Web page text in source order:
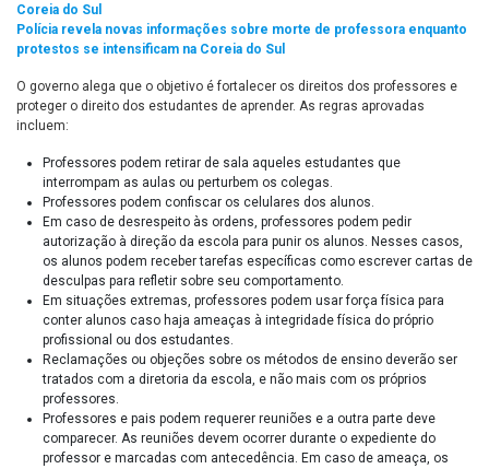
Coreia do Sul
Polícia revela novas informações sobre morte de professora enquanto
protestos se intensificam na Coreia do Sul
O governo alega que o objetivo é fortalecer os direitos dos professores e
proteger o direito dos estudantes de aprender. As regras aprovadas
incluem:
Professores podem retirar de sala aqueles estudantes que
interrompam as aulas ou perturbem os colegas.
Professores podem confiscar os celulares dos alunos.
Em caso de desrespeito às ordens, professores podem pedir
autorização à direção da escola para punir os alunos. Nesses casos,
os alunos podem receber tarefas específicas como escrever cartas de
desculpas para refletir sobre seu comportamento.
Em situações extremas, professores podem usar força física para
conter alunos caso haja ameaças à integridade física do próprio
profissional ou dos estudantes.
Reclamações ou objeções sobre os métodos de ensino deverão ser
tratados com a diretoria da escola, e não mais com os próprios
professores.
Professores e pais podem requerer reuniões e a outra parte deve
comparecer. As reuniões devem ocorrer durante o expediente do
professor e marcadas com antecedência. Em caso de ameaça, os